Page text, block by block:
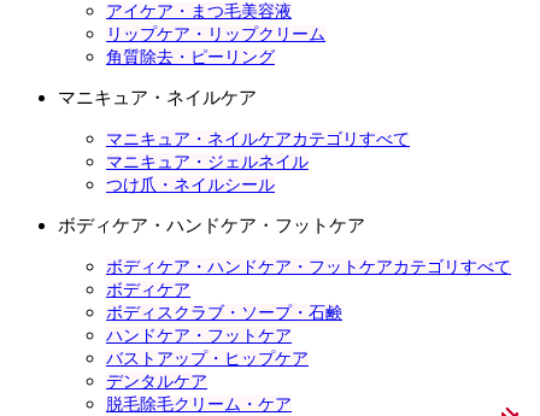
アイケア・まつ毛美容液
リップケア・リップクリーム
角質除去・ピーリング
マニキュア・ネイルケア
マニキュア・ネイルケアカテゴリすべて
マニキュア・ジェルネイル
つけ爪・ネイルシール
ボディケア・ハンドケア・フットケア
ボディケア・ハンドケア・フットケアカテゴリすべて
ボディケア
ボディスクラブ・ソープ・石鹸
ハンドケア・フットケア
バストアップ・ヒップケア
デンタルケア
脱毛除毛クリーム・ケア